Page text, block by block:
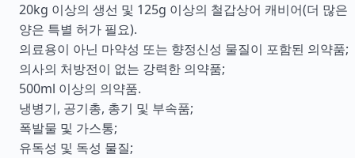
20kg 이상의 생선 및 125g 이상의 철갑상어 캐비어(더 많은
양은 특별 허가 필요).
의료용이 아닌 마약성 또는 향정신성 물질이 포함된 의약품;
의사의 처방전이 없는 강력한 의약품;
500ml 이상의 의약품.
냉병기, 공기총, 총기 및 부속품;
폭발물 및 가스통;
유독성 및 독성 물질;